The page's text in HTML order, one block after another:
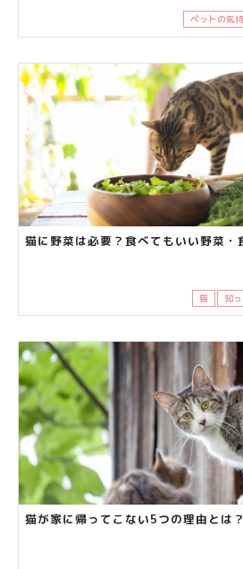
ペットの気
猫に野菜は必要？食べてもいい野菜・
猫 知
猫が家に帰ってこない5つの理由とは